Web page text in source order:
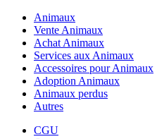
Animaux
Vente Animaux
Achat Animaux
Services aux Animaux
Accessoires pour Animaux
Adoption Animaux
Animaux perdus
Autres
CGU